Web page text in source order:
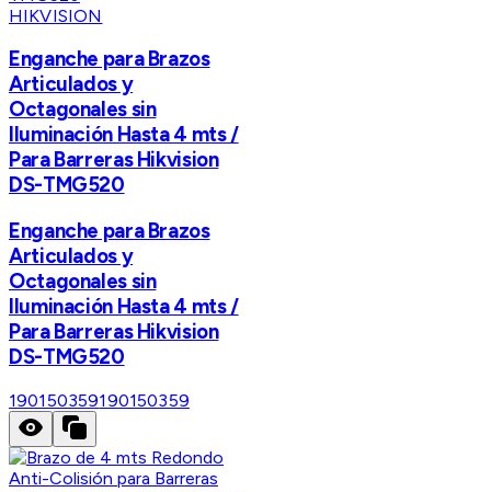
HIKVISION
Enganche para Brazos
Articulados y
Octagonales sin
Iluminación Hasta 4 mts /
Para Barreras Hikvision
DS-TMG520
Enganche para Brazos
Articulados y
Octagonales sin
Iluminación Hasta 4 mts /
Para Barreras Hikvision
DS-TMG520
190150359190150359